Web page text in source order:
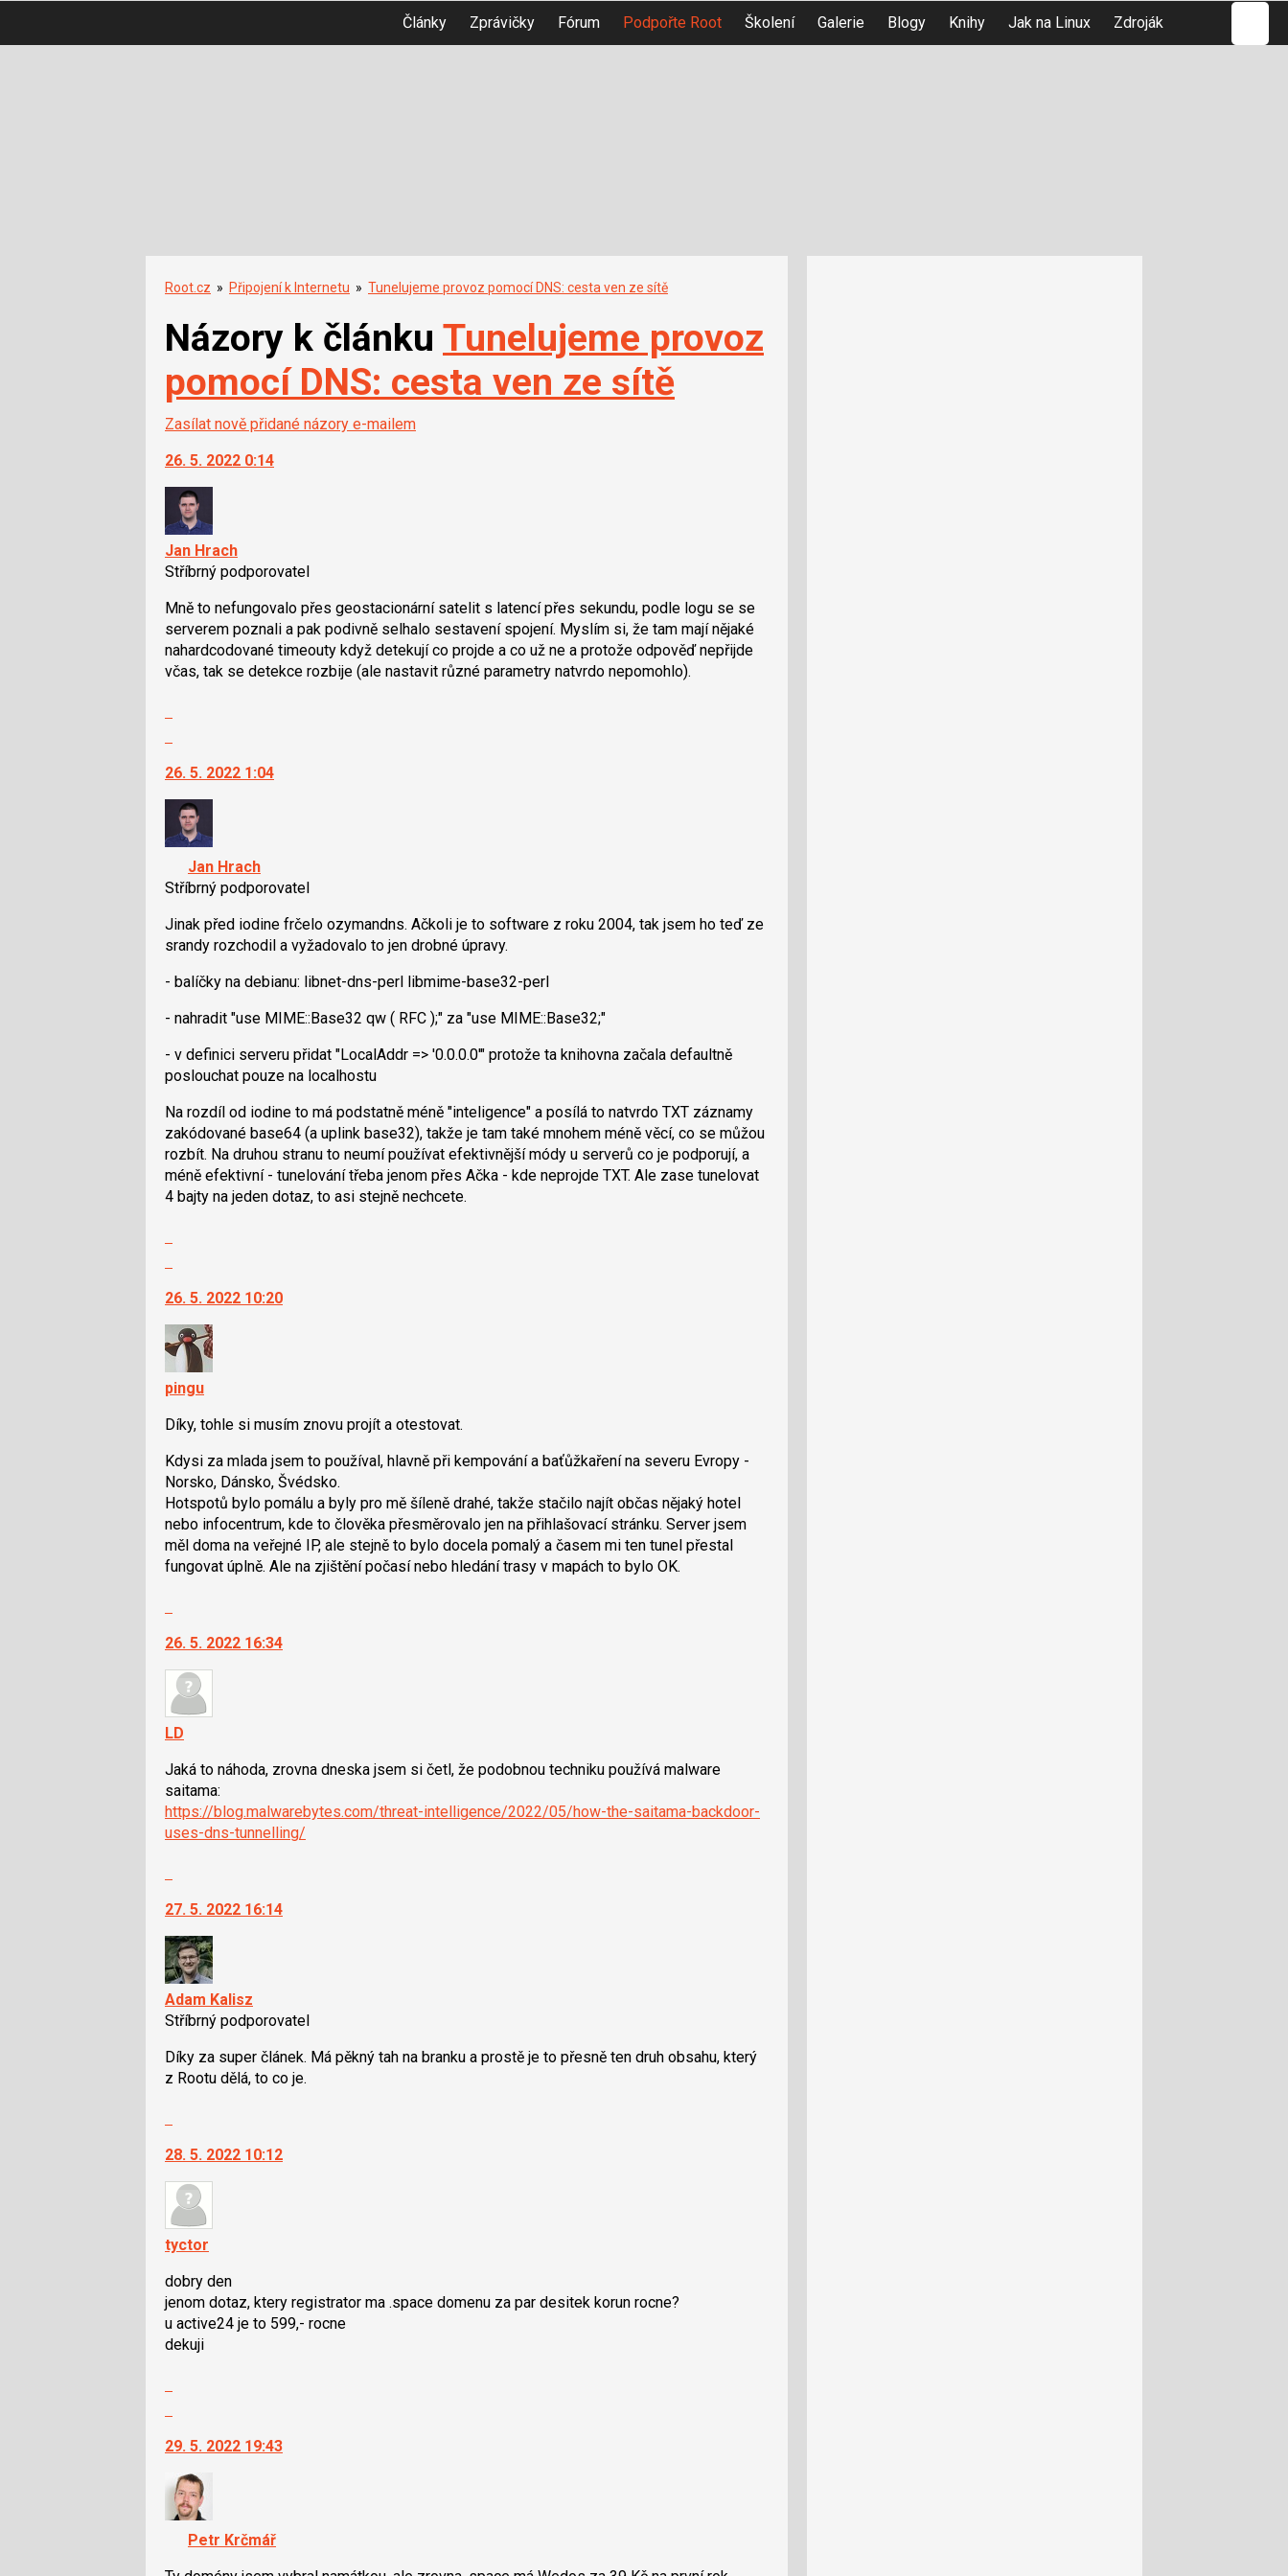
Články Zprávičky Fórum Podpořte Root Školení Galerie Blogy Knihy Jak na Linux Zdroják
Root.cz » Připojení k Internetu » Tunelujeme provoz pomocí DNS: cesta ven ze sítě
Názory k článku Tunelujeme provoz
pomocí DNS: cesta ven ze sítě
Zasílat nově přidané názory e-mailem
26. 5. 2022 0:14
Jan Hrach
Stříbrný podporovatel
Mně to nefungovalo přes geostacionární satelit s latencí přes sekundu, podle logu se se
serverem poznali a pak podivně selhalo sestavení spojení. Myslím si, že tam mají nějaké
nahardcodované timeouty když detekují co projde a co už ne a protože odpověď nepřijde
včas, tak se detekce rozbije (ale nastavit různé parametry natvrdo nepomohlo).
další
nový
názor.
K
navigaci
lze
použít
i
klávesy
pro
a
P
pro
předchozí
nový
názor
26. 5. 2022 1:04
Jan Hrach
Stříbrný podporovatel
Jinak před iodine frčelo ozymandns. Ačkoli je to software z roku 2004, tak jsem ho teď ze
srandy rozchodil a vyžadovalo to jen drobné úpravy.
- balíčky na debianu: libnet-dns-perl libmime-base32-perl
- nahradit "use MIME::Base32 qw ( RFC );" za "use MIME::Base32;"
- v definici serveru přidat "LocalAddr => '0.0.0.0'" protože ta knihovna začala defaultně
poslouchat pouze na localhostu
Na rozdíl od iodine to má podstatně méně "inteligence" a posílá to natvrdo TXT záznamy
zakódované base64 (a uplink base32), takže je tam také mnohem méně věcí, co se můžou
rozbít. Na druhou stranu to neumí používat efektivnější módy u serverů co je podporují, a
méně efektivní - tunelování třeba jenom přes Ačka - kde neprojde TXT. Ale zase tunelovat
4 bajty na jeden dotaz, to asi stejně nechcete.
další
nový
názor.
navigaci
použít
klávesy
N
pro
následující
a
P
nový
26. 5. 2022 10:20
pingu
Díky, tohle si musím znovu projít a otestovat.
Kdysi za mlada jsem to používal, hlavně při kempování a baťůžkaření na severu Evropy -
Norsko, Dánsko, Švédsko.
Hotspotů bylo pomálu a byly pro mě šíleně drahé, takže stačilo najít občas nějaký hotel
nebo infocentrum, kde to člověka přesměrovalo jen na přihlašovací stránku. Server jsem
měl doma na veřejné IP, ale stejně to bylo docela pomalý a časem mi ten tunel přestal
fungovat úplně. Ale na zjištění počasí nebo hledání trasy v mapách to bylo OK.
další
nový
názor.
použít
i
klávesy
N
P
pro
předchozí
nový
názor
26. 5. 2022 16:34
LD
Jaká to náhoda, zrovna dneska jsem si četl, že podobnou techniku používá malware
saitama:
https://blog.malwarebytes.com/threat-intelligence/2022/05/how-the-saitama-backdoor-
uses-dns-tunnelling/
další
nový
názor.
K
navigaci
lze
i
klávesy
a
P
pro
předchozí
nový
27. 5. 2022 16:14
Adam Kalisz
Stříbrný podporovatel
Díky za super článek. Má pěkný tah na branku a prostě je to přesně ten druh obsahu, který
z Rootu dělá, to co je.
další
nový
názor.
navigaci
použít
i
klávesy
N
pro
předchozí
nový
názor
28. 5. 2022 10:12
tyctor
dobry den
jenom dotaz, ktery registrator ma .space domenu za par desitek korun rocne?
u active24 je to 599,- rocne
dekuji
další
názor.
K
navigaci
lze
29. 5. 2022 19:43
Petr Krčmář